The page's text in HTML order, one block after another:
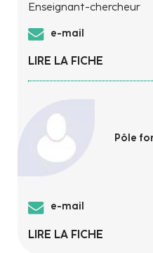
Enseignant-chercheur
e-mail
LIRE LA FICHE
Pôle
e-mail
LIRE LA FICHE